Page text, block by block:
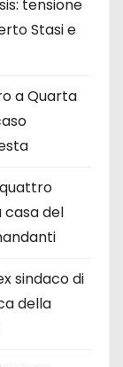
tensione
Stasi e
a Quarta
casa del
sindaco di
della